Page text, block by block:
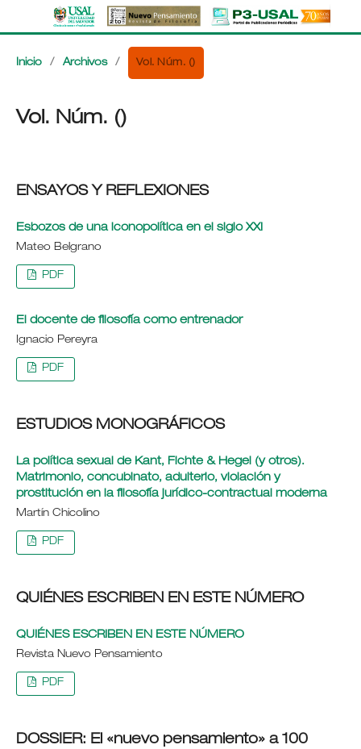
Inicio / Archivos / Vol. Núm. ()
Vol. Núm. ()
ENSAYOS Y REFLEXIONES
Esbozos de una iconopolítica en el siglo XXI
Mateo Belgrano
PDF
El docente de filosofía como entrenador
Ignacio Pereyra
PDF
ESTUDIOS MONOGRÁFICOS
La política sexual de Kant, Fichte & Hegel (y otros).
Matrimonio, concubinato, adulterio, violación y
prostitución en la filosofía jurídico-contractual moderna
Martín Chicolino
PDF
QUIÉNES ESCRIBEN EN ESTE NÚMERO
QUIÉNES ESCRIBEN EN ESTE NÚMERO
Revista Nuevo Pensamiento
PDF
DOSSIER: El «nuevo pensamiento» a 100